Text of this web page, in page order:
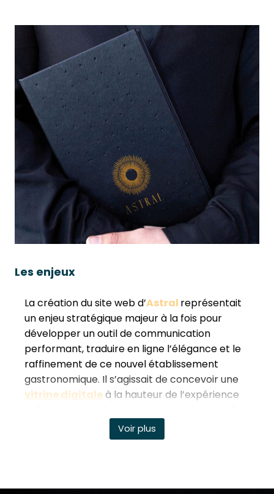
Les enjeux
La création du site web d’Astral représentait
un enjeu stratégique majeur à la fois pour
développer un outil de communication
performant, traduire en ligne l’élégance et le
raffinement de ce nouvel établissement
gastronomique. Il s’agissait de concevoir une
vitrine digitaleà la hauteur de l’expérience
soigné, reflétant l’univers haut de gamme du
restaurant. Le site devait également valoriser
visuels percutants et un storytelling
Voir plus